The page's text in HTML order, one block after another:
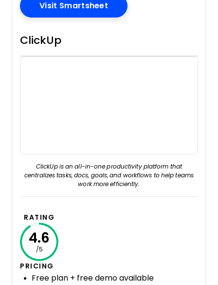
Visit Smartsheet Opens New Window
ClickUp
ClickUp is an all-in-one productivity platform that
centralizes tasks, docs, goals, and workflows to help teams
work more efficiently.
RATING
4.6
/5
PRICING
Free plan + free demo available